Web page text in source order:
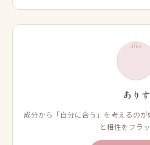
alice
ありす
成分から「自分に合う」を考えるの
と相性をフラッ